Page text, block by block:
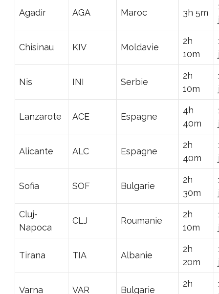
Agadir AGA Maroc 3h 5m
Chisinau KIV Moldavie
2h
10m
Nis INI Serbie
2h
10m
Lanzarote ACE Espagne
4h
40m
Alicante ALC Espagne
2h
40m
Sofia SOF Bulgarie
2h
30m
Cluj-
Napoca
CLJ Roumanie
2h
10m
Tirana TIA Albanie
2h
20m
Varna VAR Bulgarie
2h